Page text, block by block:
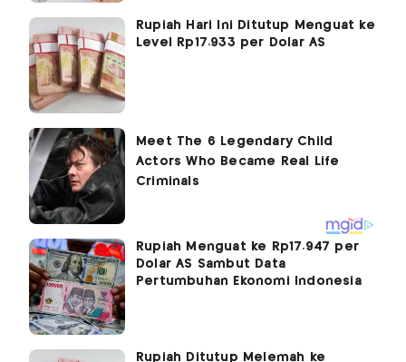
Rupiah Hari Ini Ditutup Menguat ke
Level Rp17.933 per Dolar AS
Rupiah Menguat ke Rp17.947 per
Dolar AS Sambut Data
Pertumbuhan Ekonomi Indonesia
Rupiah Ditutup Melemah ke